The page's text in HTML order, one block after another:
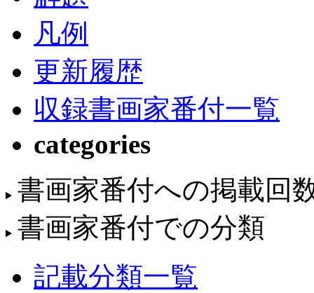
凡例
更新履歴
収録書画家番付一覧
categories
書画家番付への掲載回
書画家番付での分類
記載分類一覧